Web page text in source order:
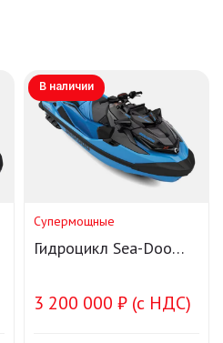
В наличии
Супермощные
Гидроцикл Sea-Doo
3 200 000 ₽ (с НДС)